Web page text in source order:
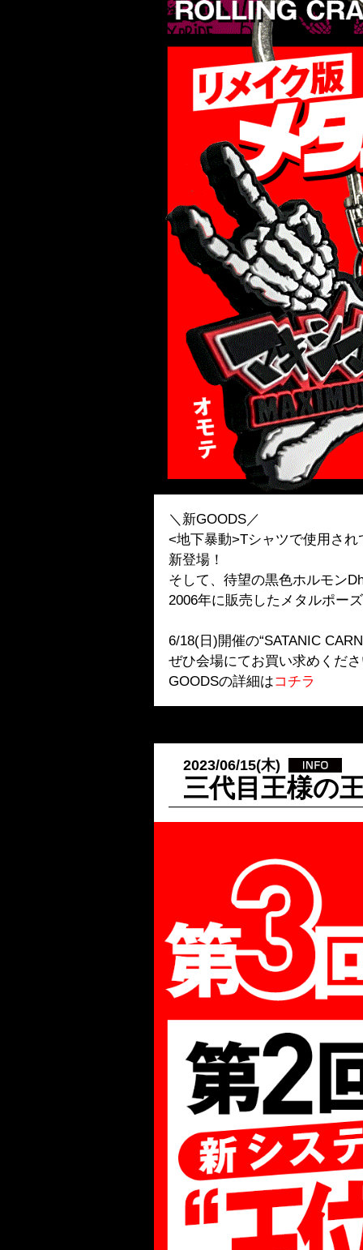
＼新GOODS／
<地下暴動>Tシャツで使用さ
新登場！
そして、待望の黒色ホルモン
2006年に販売したメタルポー
6/18(日)開催の“SATANIC
ぜひ会場にてお買い求めくだ
GOODSの詳細はコチラ
2023/06/15(木)
三代目王様の